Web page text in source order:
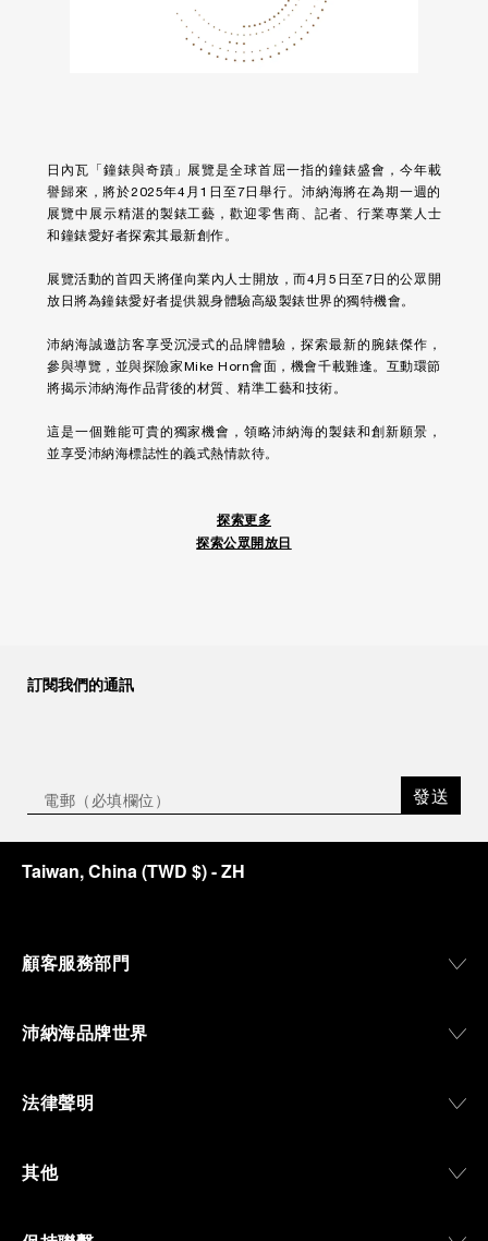
日內瓦「鐘錶與奇蹟」展覽是全球首屈一指的鐘錶盛會，今年載
譽歸來，將於2025年4月1日至7日舉行。沛納海將在為期一週的
展覽中展示精湛的製錶工藝，歡迎零售商、記者、行業專業人士
和鐘錶愛好者探索其最新創作。
展覽活動的首四天將僅向業內人士開放，而4月5日至7日的公眾開
放日將為鐘錶愛好者提供親身體驗高級製錶世界的獨特機會。
沛納海誠邀訪客享受沉浸式的品牌體驗，探索最新的腕錶傑作，
參與導覽，並與探險家Mike Horn會面，機會千載難逢。互動環節
將揭示沛納海作品背後的材質、精準工藝和技術。
這是一個難能可貴的獨家機會，領略沛納海的製錶和創新願景，
並享受沛納海標誌性的義式熱情款待。
探索更多
探索公眾開放日
訂閱我們的通訊
發送
Taiwan, China(TWD $)- ZH
顧客服務部門
沛納海品牌世界
法律聲明
其他